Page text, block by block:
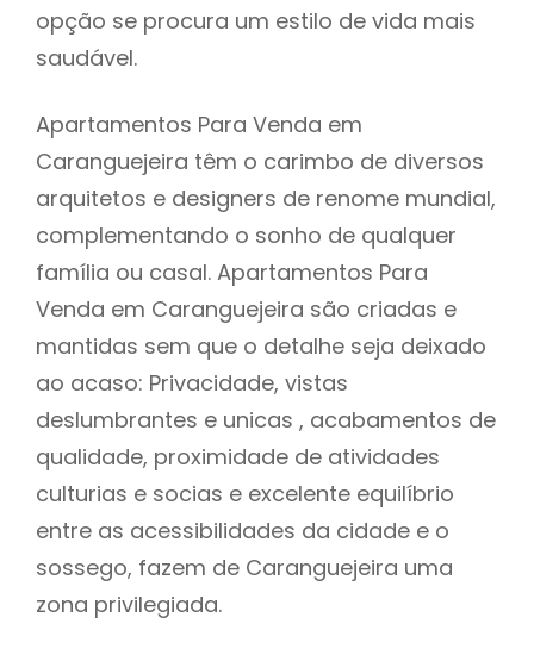
opção se procura um estilo de vida mais
saudável.
Apartamentos Para Venda em
Caranguejeira têm o carimbo de diversos
arquitetos e designers de renome mundial,
complementando o sonho de qualquer
família ou casal. Apartamentos Para
Venda em Caranguejeira são criadas e
mantidas sem que o detalhe seja deixado
ao acaso: Privacidade, vistas
deslumbrantes e unicas , acabamentos de
qualidade, proximidade de atividades
culturias e socias e excelente equilíbrio
entre as acessibilidades da cidade e o
sossego, fazem de Caranguejeira uma
zona privilegiada.